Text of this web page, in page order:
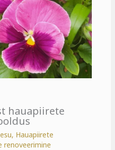
hauapiirete
, Hauapiirete
renoveerimine